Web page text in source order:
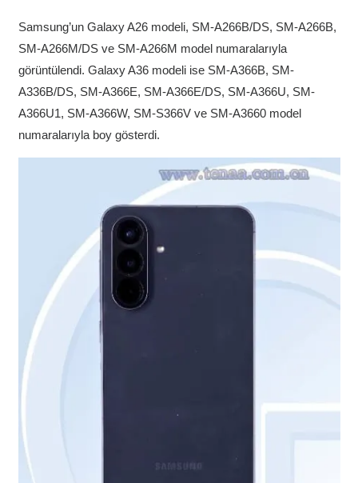
Samsung’un Galaxy A26 modeli, SM-A266B/DS, SM-A266B,
SM-A266M/DS ve SM-A266M model numaralarıyla
görüntülendi. Galaxy A36 modeli ise SM-A366B, SM-
A336B/DS, SM-A366E, SM-A366E/DS, SM-A366U, SM-
A366U1, SM-A366W, SM-S366V ve SM-A3660 model
numaralarıyla boy gösterdi.